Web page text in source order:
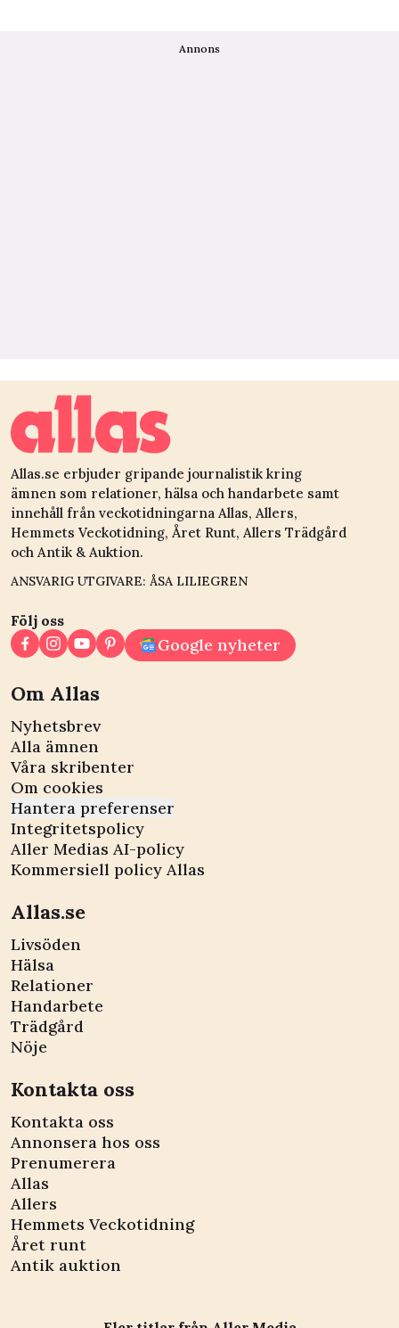
Annons
Allas.se erbjuder gripande journalistik kring
ämnen som relationer, hälsa och handarbete samt
innehåll från veckotidningarna Allas, Allers,
Hemmets Veckotidning, Året Runt, Allers Trädgård
och Antik & Auktion.
ANSVARIG UTGIVARE: ÅSA LILIEGREN
Följ oss
Google nyheter
Om Allas
Nyhetsbrev
Alla ämnen
Våra skribenter
Om cookies
Hantera preferenser
Integritetspolicy
Aller Medias AI-policy
Kommersiell policy Allas
Allas.se
Livsöden
Hälsa
Relationer
Handarbete
Trädgård
Nöje
Kontakta oss
Kontakta oss
Annonsera hos oss
Prenumerera
Allas
Allers
Hemmets Veckotidning
Året runt
Antik auktion